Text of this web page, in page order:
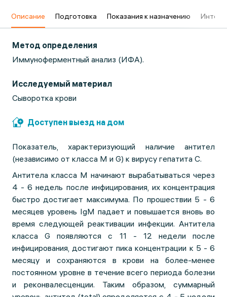
Описание Подготовка Показания к назначению
Метод определения
Иммуноферментный анализ (ИФА).
Исследуемый материал
Сыворотка крови
Доступен выезд на дом
Показатель, характеризующий наличие антител
(независимо от класса М и G) к вирусу гепатита C.
Антитела класса М начинают вырабатываться через
4 - 6 недель после инфицирования, их концентрация
быстро достигает максимума. По прошествии 5 - 6
месяцев уровень IgM падает и повышается вновь во
время следующей реактивации инфекции. Антитела
класса G появляются с 11 - 12 недели после
инфицирования, достигают пика концентрации к 5 - 6
месяцу и сохраняются в крови на более-менее
постоянном уровне в течение всего периода болезни
и реконвалесценции. Таким образом, суммарный